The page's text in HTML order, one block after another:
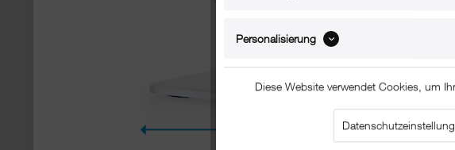
Personalisierung
Diese Website verwendet Cookies, um